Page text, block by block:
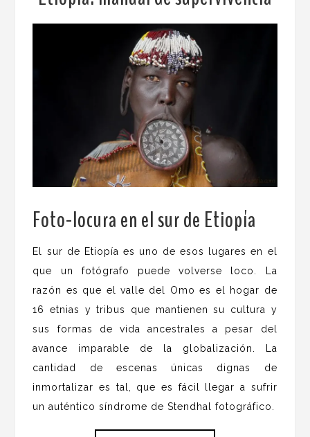
Foto-locura en el sur de Etiopía
El sur de Etiopía es uno de esos lugares en el
que un fotógrafo puede volverse loco. La
razón es que el valle del Omo es el hogar de
16 etnias y tribus que mantienen su cultura y
sus formas de vida ancestrales a pesar del
avance imparable de la globalización. La
cantidad de escenas únicas dignas de
inmortalizar es tal, que es fácil llegar a sufrir
un auténtico síndrome de Stendhal fotográfico.